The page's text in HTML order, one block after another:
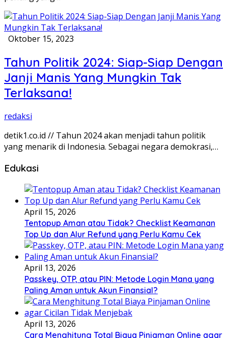
Oktober 15, 2023
Tahun Politik 2024: Siap-Siap Dengan
Janji Manis Yang Mungkin Tak
Terlaksana!
redaksi
detik1.co.id // Tahun 2024 akan menjadi tahun politik
yang menarik di Indonesia. Sebagai negara demokrasi,…
Edukasi
April 15, 2026
Tentopup Aman atau Tidak? Checklist Keamanan
Top Up dan Alur Refund yang Perlu Kamu Cek
April 13, 2026
Passkey, OTP, atau PIN: Metode Login Mana yang
Paling Aman untuk Akun Finansial?
April 13, 2026
Cara Menghitung Total Biaya Pinjaman Online agar